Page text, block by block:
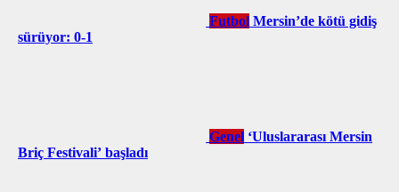
Futbol Mersin’de kötü gidiş
sürüyor: 0-1
Genel ‘Uluslararası Mersin
Briç Festivali’ başladı